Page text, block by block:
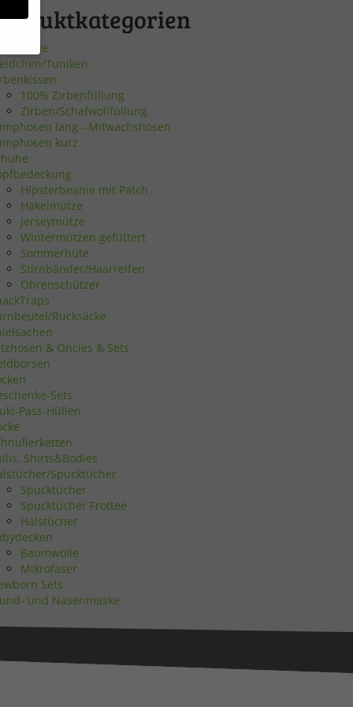
Tuniken
100% Zirbenfüllung
Zirben/Schafwollfüllung
lang - Mitwachshosen
kurz
Hipsterbeanie mit Patch
Häkelmütze
Jerseymütze
Wintermützen gefüttert
Sommerhüte
Stirnbänder/Haarreifen
Ohrenschützer
Rucksäcke
& Oncies & Sets
Sets
Pass-Hüllen
Shirts&Bodies
Spucktücher
Spucktücher
Spucktücher Frottee
Halstücher
Baumwolle
Mikrofaser
Sets
und Nasenmaske
Zurück
Statistiken
Marketing
Externe Medien